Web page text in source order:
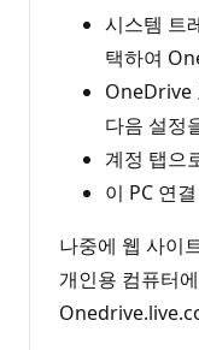
시스템 트
택하여
OneDrive
다음 설정
계정 탭으
이 PC 연
나중에 웹 사이
개인용 컴퓨터